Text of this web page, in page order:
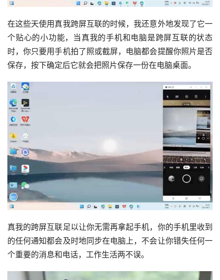
在这些天使用真我跨屏互联的时候，我还意外地发现了它一
个贴心的小功能，当真我的手机和电脑是跨屏互联的状态
时，你只要用手机拍了照或截屏，电脑都会提醒你照片是否
保存，按下确定后它就会把照片保存一份在电脑桌面。
真我的跨屏互联足以让你无需再拿起手机，你的手机里收到
的任何通知都会及时地同步在电脑上，不会让你错失任何一
个重要的消息和电话，工作生活两不误。